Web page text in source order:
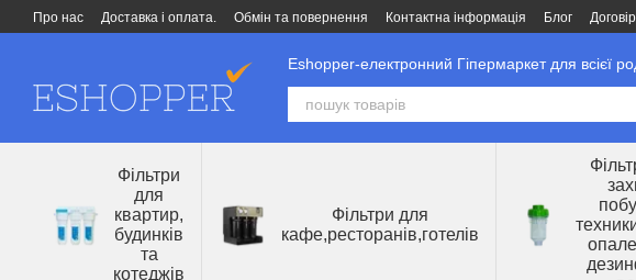
Перейти до основного контенту
Про нас Доставка і оплата. Обмін та повернення Контактна інформація Блог
Eshopper-електронний Гіпермаркет для всієї
Фільтри
для
квартир,
будинків
та
котеджів
Фільтри для
кафе,ресторанів,готелів